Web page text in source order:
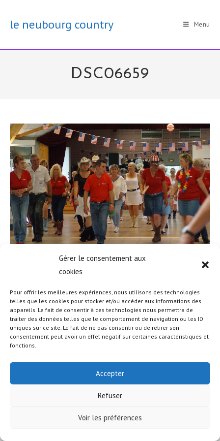
Gérer le consentement aux
cookies
Pour offrir les meilleures expériences, nous utilisons des technologies
telles que les cookies pour stocker et/ou accéder aux informations des
appareils. Le fait de consentir à ces technologies nous permettra de
traiter des données telles que le comportement de navigation ou les ID
uniques sur ce site. Le fait de ne pas consentir ou de retirer son
consentement peut avoir un effet négatif sur certaines caractéristiques et
fonctions.
Accepter
Refuser
Voir les préférences
contentle neubourg country Menu
DSC06659
© COPYRIGHT - OCEANWP THEME BY NICK